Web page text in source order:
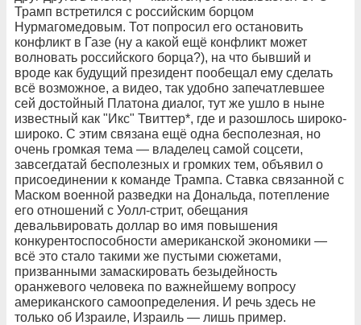
Трамп встретился с российским борцом
Нурмагомедовым. Тот попросил его остановить
конфликт в Газе (ну а какой ещё конфликт может
волновать российского борца?), на что бывший и
вроде как будущий президент пообещал ему сделать
всё возможное, а видео, так удобно запечатлевшее
сей достойный Платона диалог, тут же ушло в ныне
известный как "Икс" Твиттер*, где и разошлось широко-
широко. С этим связана ещё одна бесполезная, но
очень громкая тема — владелец самой соцсети,
завсегдатай бесполезных и громких тем, объявил о
присоединении к команде Трампа. Ставка связанной с
Маском военной разведки на Дональда, потепление
его отношений с Уолл-стрит, обещания
девальвировать доллар во имя повышения
конкурентоспособности американской экономики —
всё это стало такими же пустыми сюжетами,
призванными замаскировать безыдейность
оранжевого человека по важнейшему вопросу
американского самоопределения. И речь здесь не
только об Израиле, Израиль — лишь пример.